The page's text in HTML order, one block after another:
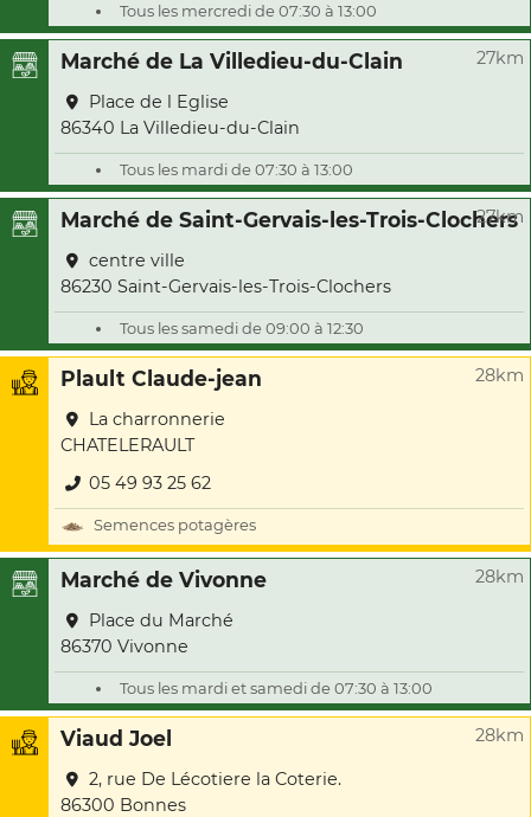
Tous les mercredi de 07:30 à 13:00
Marché de La Villedieu-du-Clain 27km
Place de l Eglise
86340 La Villedieu-du-Clain
Tous les mardi de 07:30 à 13:00
Marché de Saint-Gervais-les-Trois-Clochers
27km
centre ville
86230 Saint-Gervais-les-Trois-Clochers
Tous les samedi de 09:00 à 12:30
Plault Claude-jean 28km
La charronnerie
CHATELERAULT
05 49 93 25 62
Semences potagères
Marché de Vivonne 28km
Place du Marché
86370 Vivonne
Tous les mardi et samedi de 07:30 à 13:00
Viaud Joel 28km
2, rue De Lécotiere la Coterie.
86300 Bonnes